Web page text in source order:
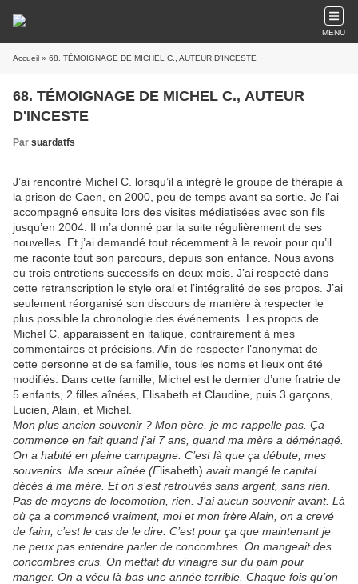
MENU
Accueil » 68. TÉMOIGNAGE DE MICHEL C., AUTEUR D'INCESTE
68. TÉMOIGNAGE DE MICHEL C., AUTEUR
D'INCESTE
Par suardatfs
J’ai rencontré Michel C. lorsqu’il a intégré le groupe de thérapie à
la prison de Caen, en 2000, peu de temps avant sa sortie. Je l’ai
accompagné ensuite lors des visites médiatisées avec son fils
jusqu’en 2004. Il m’a donné par la suite régulièrement de ses
nouvelles. Et j’ai demandé tout récemment à le revoir pour qu’il
me raconte tout son parcours, depuis son enfance. Nous avons
eu trois entretiens successifs en deux mois. J’ai respecté dans
cette retranscription le style oral et l’intégralité de ses propos. J’ai
seulement réorganisé son discours de manière à respecter le
plus possible la chronologie des événements. Les propos de
Michel C. apparaissent en italique, contrairement à mes
commentaires et précisions. Afin de respecter l’anonymat de
cette personne et de sa famille, tous les noms et lieux ont été
modifiés. Dans cette famille, Michel est le dernier d’une fratrie de
5 enfants, 2 filles aînées, Elisabeth et Claudine, puis 3 garçons,
Lucien, Alain, et Michel.
Mon plus ancien souvenir ? Mon père, je me rappelle pas. Ça
commence en fait quand j’ai 7 ans, quand ma mère a déménagé.
On a habité en pleine campagne. C’est là que ça débute, mes
souvenirs. Ma sœur aînée (Elisabeth) avait mangé le capital
décès à ma mère. Et on s’est retrouvés sans argent, sans rien.
Pas de moyens de locomotion, rien. J’ai aucun souvenir avant. Là
où ça a commencé vraiment, moi et mon frère Alain, on a crevé
de faim, c’est le cas de le dire. C’est pour ça que maintenant je
ne peux pas entendre parler de concombres. On mangeait des
concombres crus. On mettait du vinaigre sur du pain pour
manger. On a vécu là-bas une année terrible. Chaque fois qu’on